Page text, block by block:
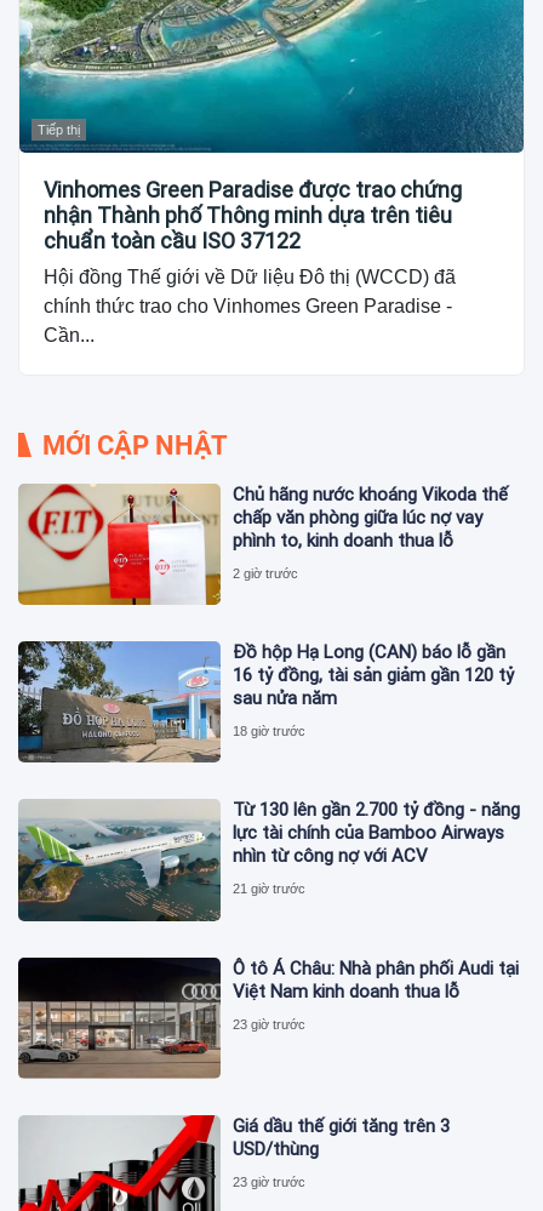
Tiếp thị
Vinhomes Green Paradise được trao chứng
nhận Thành phố Thông minh dựa trên tiêu
chuẩn toàn cầu ISO 37122
Hội đồng Thế giới về Dữ liệu Đô thị (WCCD) đã
chính thức trao cho Vinhomes Green Paradise -
Cần...
MỚI CẬP NHẬT
Chủ hãng nước khoáng Vikoda thế
chấp văn phòng giữa lúc nợ vay
phình to, kinh doanh thua lỗ
2 giờ trước
Đồ hộp Hạ Long (CAN) báo lỗ gần
16 tỷ đồng, tài sản giảm gần 120 tỷ
sau nửa năm
18 giờ trước
Từ 130 lên gần 2.700 tỷ đồng - năng
lực tài chính của Bamboo Airways
nhìn từ công nợ với ACV
21 giờ trước
Ô tô Á Châu: Nhà phân phối Audi tại
Việt Nam kinh doanh thua lỗ
23 giờ trước
Giá dầu thế giới tăng trên 3
USD/thùng
23 giờ trước